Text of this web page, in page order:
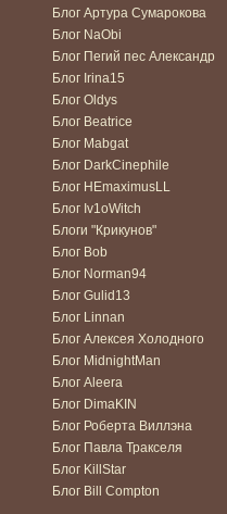
Блог Артура Сумарокова
Блог NaObi
Блог Пегий пес Александр
Блог Irina15
Блог Oldys
Блог Beatrice
Блог Mabgat
Блог DarkCinephile
Блог HEmaximusLL
Блог Iv1oWitch
Блоги "Крикунов"
Блог Bob
Блог Norman94
Блог Gulid13
Блог Linnan
Блог Алексея Холодного
Блог MidnightMan
Блог Aleera
Блог DimaKIN
Блог Роберта Виллэна
Блог Павла Тракселя
Блог KillStar
Блог Bill Compton